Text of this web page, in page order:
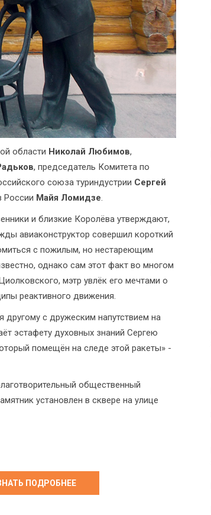
области Николай Любимов,
, председатель Комитета по
союза туриндустрии Сергей
России Майя Ломидзе.
и близкие Королёва утверждают,
авиаконструктор совершил короткий
с пожилым, но нестареющим
однако сам этот факт во многом
мэтр увлёк его мечтами о
реактивного движения.
с дружеским напутствием на
эстафету духовных знаний Сергею
помещён на следе этой ракеты» -
общественный
установлен в сквере на улице